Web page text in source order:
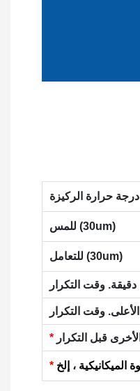
درجة حرارة الركيزة
للمس (30um)
للتعامل (30um)
الأعلى. وقت التكرار
*
*